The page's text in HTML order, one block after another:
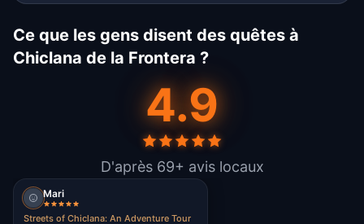
Ce que les gens disent des quêtes à
Chiclana de la Frontera ?
4.9
D'après 69+ avis locaux
Mari
Streets of Chiclana: An Adventure Tour